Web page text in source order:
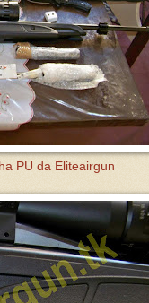
PU da Eliteairgun